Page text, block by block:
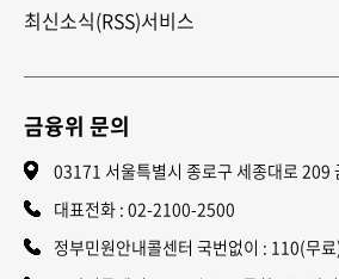
최신소식(RSS)서비스
금융위 문의
03171 서울특별시 종로구 세종대로 209
대표전화 : 02-2100-2500
정부민원안내콜센터 국번없이 : 110(무